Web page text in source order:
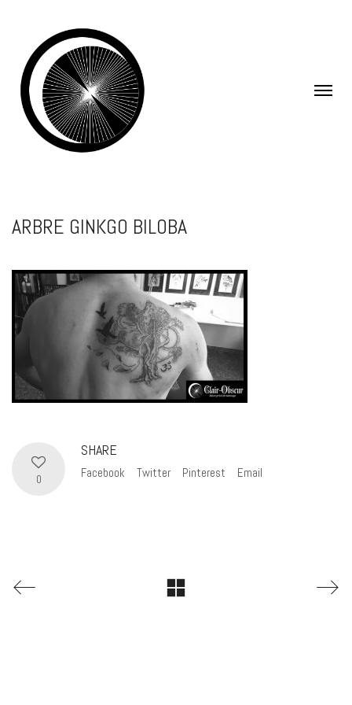
ARBRE GINKGO BILOBA
0
SHARE
Facebook Twitter Pinterest Email